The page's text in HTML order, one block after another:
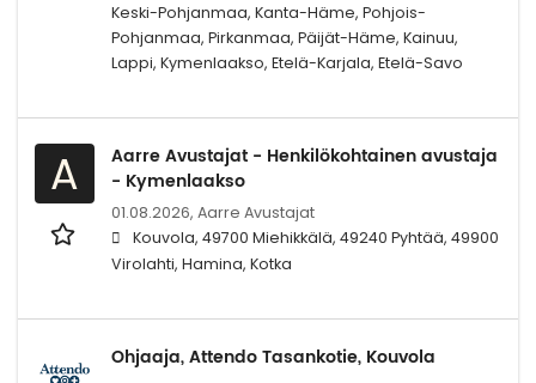
Keski-Pohjanmaa, Kanta-Häme, Pohjois-
Pohjanmaa, Pirkanmaa, Päijät-Häme, Kainuu,
Lappi, Kymenlaakso, Etelä-Karjala, Etelä-Savo
A
Aarre Avustajat - Henkilökohtainen avustaja
- Kymenlaakso
01.08.2026, Aarre Avustajat
Kouvola, 49700 Miehikkälä, 49240 Pyhtää, 49900
Virolahti, Hamina, Kotka
Ohjaaja, Attendo Tasankotie, Kouvola